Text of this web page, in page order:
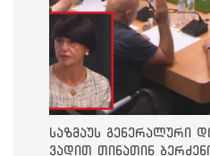
საზმაუს გენერალური
ვადით თინათინ